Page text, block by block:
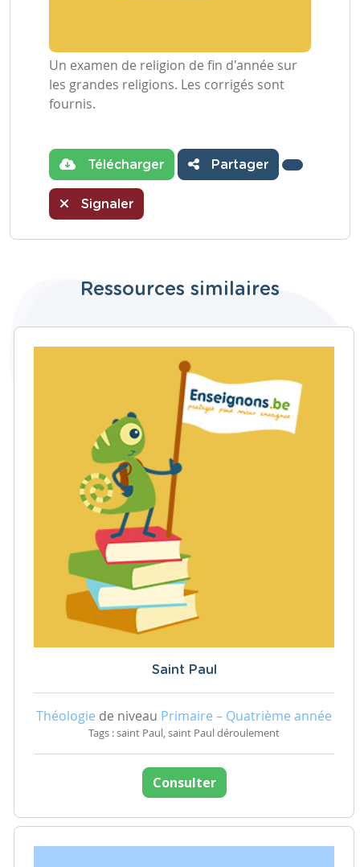
Un examen de religion de fin d'année sur
les grandes religions. Les corrigés sont
fournis.
Télécharger Partager
Signaler
Ressources similaires
Saint Paul
Théologie de niveau Primaire – Quatrième année
Tags : saint Paul, saint Paul déroulement
Consulter